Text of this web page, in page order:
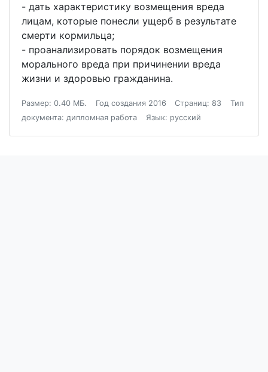
- дать характеристику возмещения вреда
лицам, которые понесли ущерб в результате
смерти кормильца;
- проанализировать порядок возмещения
морального вреда при причинении вреда
жизни и здоровью гражданина.
Размер: 0.40 МБ. Год создания 2016 Страниц: 83
Тип
документа: дипломная работа
Язык: русский